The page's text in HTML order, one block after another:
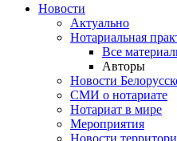
Новости
Актуально
Нотариальная
Все
Авторы
Новости
СМИ о нотариате
Нотариат в мире
Мероприятия
Новости